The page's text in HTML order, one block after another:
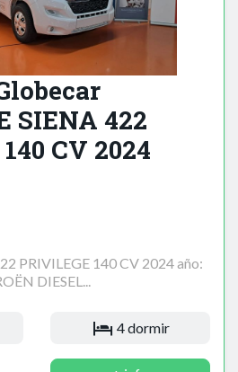
SIENA 422
CV 2024
PRIVILEGE 140 CV 2024 año:
DIESEL...
4 dormir